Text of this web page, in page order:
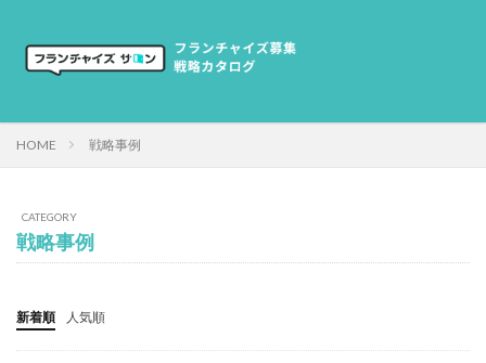
HOME 戦略事例
CATEGORY
戦略事例
新着順 人気順